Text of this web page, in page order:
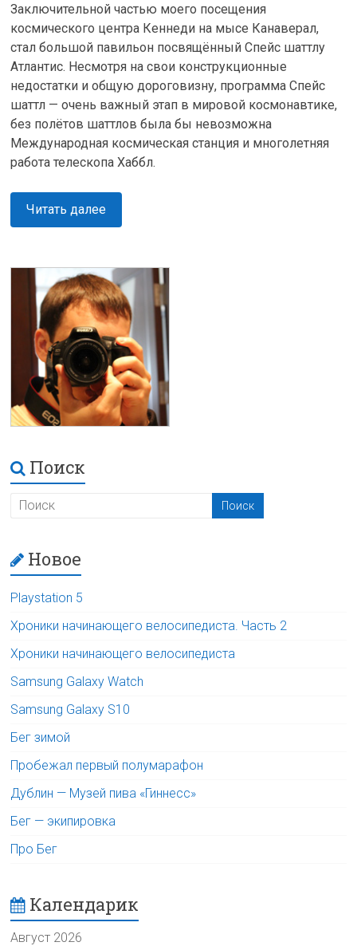
Заключительной частью моего посещения
космического центра Кеннеди на мысе Канаверал,
стал большой павильон посвящённый Спейс шаттлу
Атлантис. Несмотря на свои конструкционные
недостатки и общую дороговизну, программа Спейс
шаттл — очень важный этап в мировой космонавтике,
без полётов шаттлов была бы невозможна
Международная космическая станция и многолетняя
работа телескопа Хаббл.
Читать далее
Поиск
Новое
Playstation 5
Хроники начинающего велосипедиста. Часть 2
Хроники начинающего велосипедиста
Samsung Galaxy Watch
Samsung Galaxy S10
Бег зимой
Пробежал первый полумарафон
Дублин — Музей пива «Гиннесс»
Бег — экипировка
Про Бег
Календарик
Август 2026